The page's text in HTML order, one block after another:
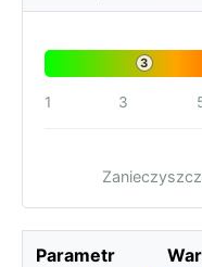
3
1 3
Parametr